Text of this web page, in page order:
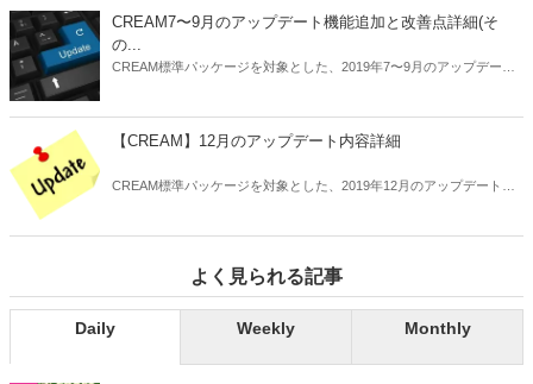
CREAM7〜9月のアップデート機能追加と改善点詳細(そ
の...
CREAM標準パッケージを対象とした、2019年7〜9月のアップデート
【CREAM】12月のアップデート内容詳細
CREAM標準パッケージを対象とした、2019年12月のアップデート内
よく見られる記事
Daily Weekly Monthly